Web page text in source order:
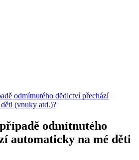
odmítnutého dědictví přechází
(vnuky atd.)?
odmítnutého
automaticky na mé děti